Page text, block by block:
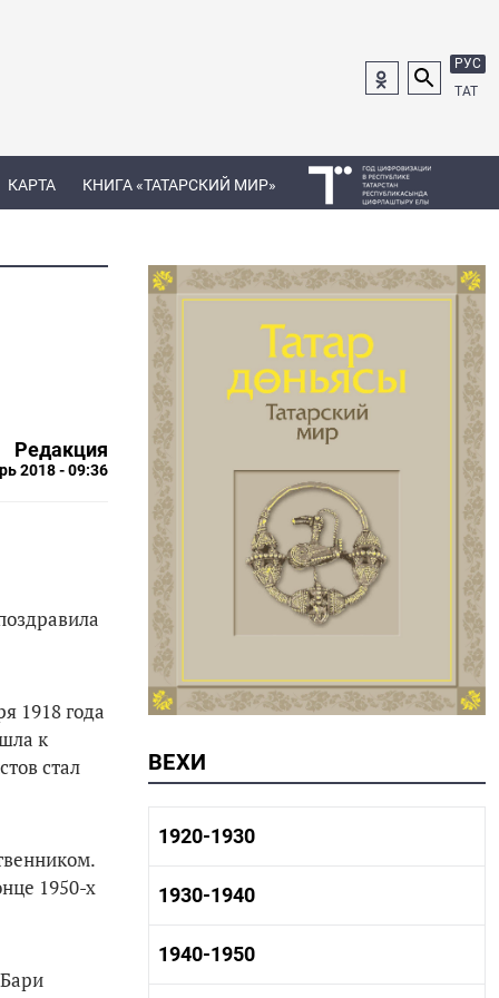
РУС
ТАТ
КАРТА КНИГА «ТАТАРСКИЙ МИР»
Редакция
2018 - 09:36
1918 года
к
стал
1950-х
ВЕХИ
1920-1930
1920-1930 история
1920-1930 культура
1930-1940
1930-1940 история
1930-1940 культура
1940-1950